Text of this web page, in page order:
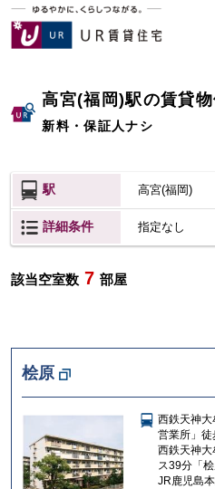
高宮(福岡)駅の賃貸
新料・保証人ナシ
駅 高宮(福岡)
詳細条件 指定なし
該当空室数 7 部屋
桧原
西鉄天神
営業所」
西鉄天神
ス39分「
JR鹿児島